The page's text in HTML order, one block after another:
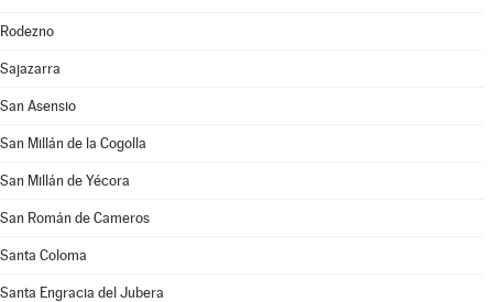
Rodezno
Sajazarra
San Asensio
San Millán de la Cogolla
San Millán de Yécora
San Román de Cameros
Santa Coloma
Santa Engracia del Jubera